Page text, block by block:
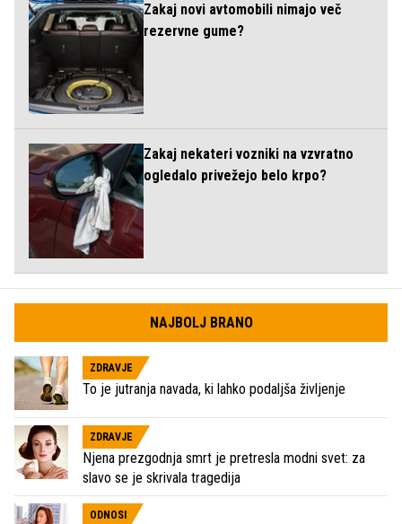
Zakaj novi avtomobili nimajo več
rezervne gume?
Zakaj nekateri vozniki na vzvratno
ogledalo privežejo belo krpo?
NAJBOLJ BRANO
ZDRAVJE
To je jutranja navada, ki lahko podaljša življenje
ZDRAVJE
Njena prezgodnja smrt je pretresla modni svet: za
slavo se je skrivala tragedija
ODNOSI